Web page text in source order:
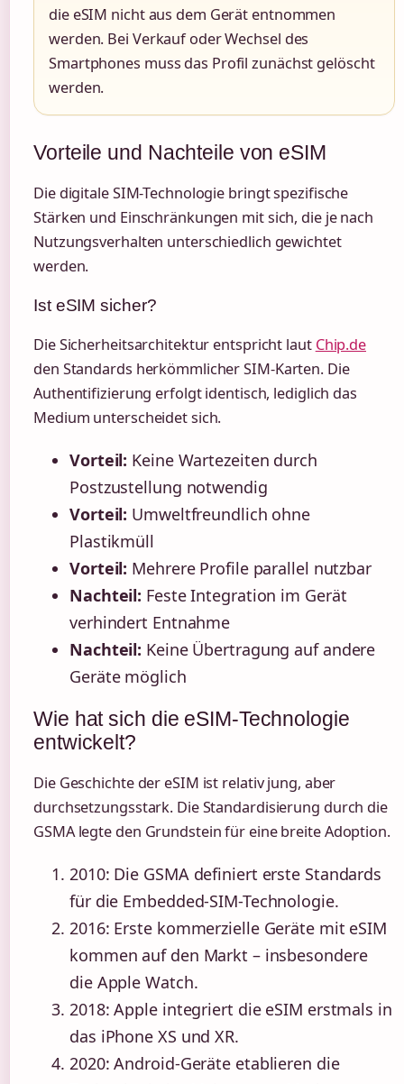
die eSIM nicht aus dem Gerät entnommen
werden. Bei Verkauf oder Wechsel des
Smartphones muss das Profil zunächst gelöscht
werden.
Vorteile und Nachteile von eSIM
Die digitale SIM-Technologie bringt spezifische
Stärken und Einschränkungen mit sich, die je nach
Nutzungsverhalten unterschiedlich gewichtet
werden.
Ist eSIM sicher?
Die Sicherheitsarchitektur entspricht laut Chip.de
den Standards herkömmlicher SIM-Karten. Die
Authentifizierung erfolgt identisch, lediglich das
Medium unterscheidet sich.
Vorteil: Keine Wartezeiten durch
Postzustellung notwendig
Vorteil: Umweltfreundlich ohne
Plastikmüll
Vorteil: Mehrere Profile parallel nutzbar
Nachteil: Feste Integration im Gerät
verhindert Entnahme
Nachteil: Keine Übertragung auf andere
Geräte möglich
Wie hat sich die eSIM-Technologie
entwickelt?
Die Geschichte der eSIM ist relativ jung, aber
durchsetzungsstark. Die Standardisierung durch die
GSMA legte den Grundstein für eine breite Adoption.
2010: Die GSMA definiert erste Standards
für die Embedded-SIM-Technologie.
2016: Erste kommerzielle Geräte mit eSIM
kommen auf den Markt – insbesondere
die Apple Watch.
2018: Apple integriert die eSIM erstmals in
das iPhone XS und XR.
2020: Android-Geräte etablieren die